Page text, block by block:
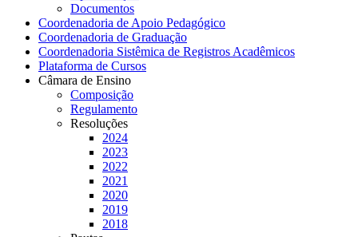
Documentos
Coordenadoria de Apoio Pedagógico
Coordenadoria de Graduação
Coordenadoria Sistêmica de Registros Acadêmicos
Plataforma de Cursos
Câmara de Ensino
Composição
Regulamento
Resoluções
2024
2023
2022
2021
2020
2019
2018